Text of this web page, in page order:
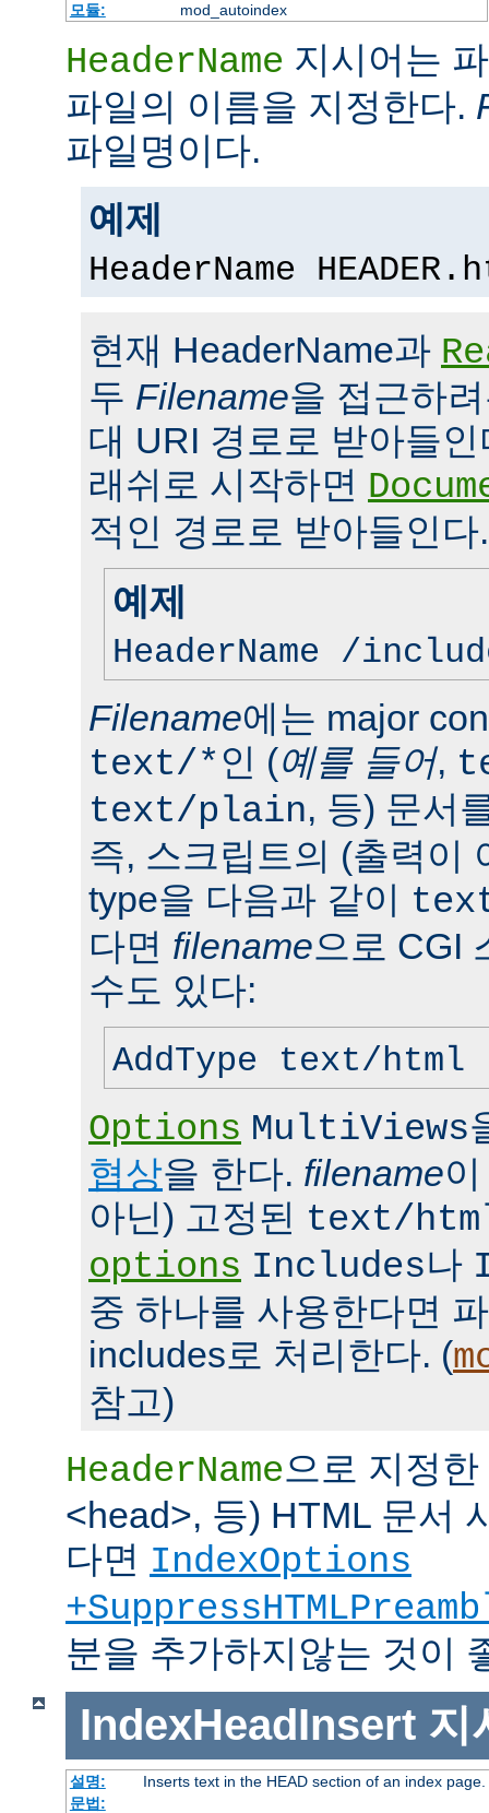
모듈:
mod_autoindex
HeaderName 지시어는
파일의 이름을 지정한다.
파일명이다.
예제
HeaderName
현재 HeaderName과
두 Filename을 접근하
대 URI 경로로 받아들
래쉬로 시작하면
적인 경로로 받아들인다.
예제
HeaderName /
Filename에는 major
text/*인 (예를 들어,
text/plain, 등) 문서
즉, 스크립트의 (출력이
type을 다음과 같이
다면 filename으로 CGI
수도 있다:
AddType text/
Options MultiViews
협상을 한다. filename
아닌) 고정된 text/
options Includes나
중 하나를 사용한다면
includes로 처리한다. (
참고)
HeaderName으로 지정
<head>, 등) HTML 문서
다면 IndexOptions
분을 추가하지않는 것이
IndexHeadInsert 지
설명:
Inserts text in the HEAD section of an index page.
문법: